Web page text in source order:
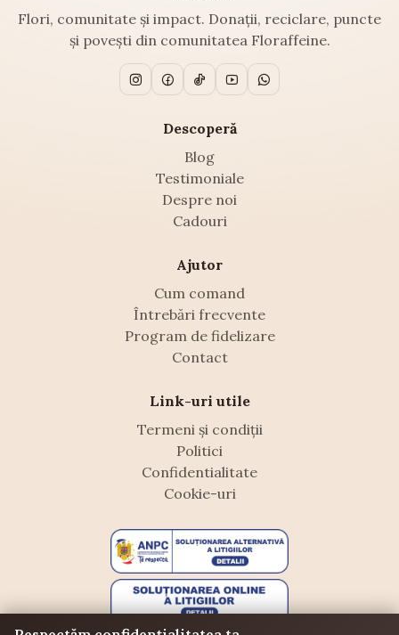
Flori, comunitate și impact. Donații, reciclare, puncte
și povești din comunitatea Floraffeine.
Descoperă
Blog
Testimoniale
Despre noi
Cadouri
Ajutor
Cum comand
Întrebări frecvente
Program de fidelizare
Contact
Link-uri utile
Termeni și condiții
Politici
Confidentialitate
Cookie-uri